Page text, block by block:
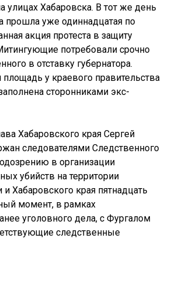
улицах Хабаровска. В тот же день
прошла уже одиннадцатая по
акция протеста в защиту
потребовали срочно
в отставку губернатора.
у краевого правительства
сторонниками экс-
Хабаровского края Сергей
следователями Следственного
в организации
убийств на территории
Хабаровского края пятнадцать
момент, в рамках
уголовного дела, с Фургалом
следственные